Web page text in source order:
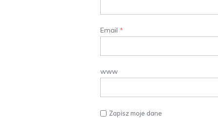
Email *
www
Zapisz moje dane